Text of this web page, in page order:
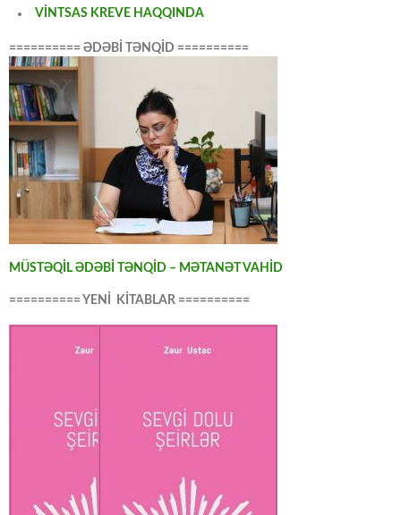
VİNTSAS KREVE HAQQINDA
========== ƏDƏBİ TƏNQİD ==========
MÜSTƏQİL ƏDƏBİ TƏNQİD – MƏTANƏT VAHİD
========== YENİ KİTABLAR ==========